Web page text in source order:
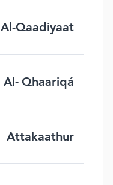
Al-Qaadiyaat
Al- Qhaariqá
Attakaathur